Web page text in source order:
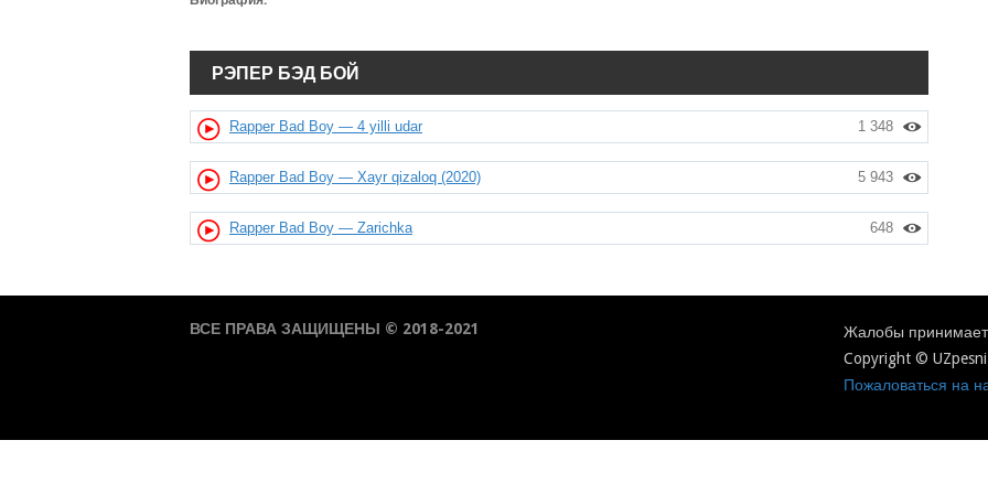
РЭПЕР БЭД БОЙ
1 348
Rapper Bad Boy — 4 yilli udar
5 943
Rapper Bad Boy — Xayr qizaloq (2020)
648
Rapper Bad Boy — Zarichka
ВСЕ ПРАВА ЗАЩИЩЕНЫ © 2018-2021
Жалобы
Copyright ©
Пожаловаться на